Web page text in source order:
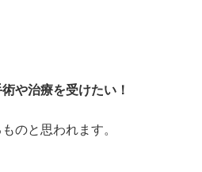
や治療を受けたい！
のと思われます。